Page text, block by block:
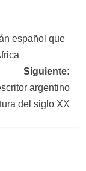
español que
Siguiente:
argentino
del siglo XX